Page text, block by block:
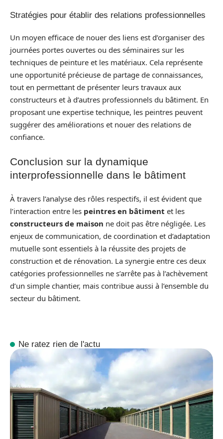
Stratégies pour établir des relations professionnelles
Un moyen efficace de nouer des liens est d’organiser des
journées portes ouvertes ou des séminaires sur les
techniques de peinture et les matériaux. Cela représente
une opportunité précieuse de partage de connaissances,
tout en permettant de présenter leurs travaux aux
constructeurs et à d’autres professionnels du bâtiment. En
proposant une expertise technique, les peintres peuvent
suggérer des améliorations et nouer des relations de
confiance.
Conclusion sur la dynamique
interprofessionnelle dans le bâtiment
À travers l’analyse des rôles respectifs, il est évident que
l’interaction entre les peintres en bâtiment et les
constructeurs de maison ne doit pas être négligée. Les
enjeux de communication, de coordination et d’adaptation
mutuelle sont essentiels à la réussite des projets de
construction et de rénovation. La synergie entre ces deux
catégories professionnelles ne s’arrête pas à l’achèvement
d’un simple chantier, mais contribue aussi à l’ensemble du
secteur du bâtiment.
Ne ratez rien de l'actu